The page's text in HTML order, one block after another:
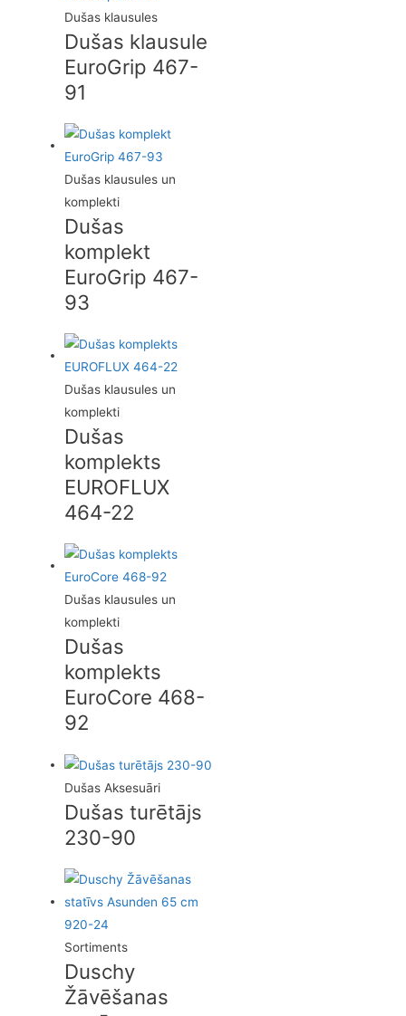
Dušas klausules
Dušas klausule
EuroGrip 467-
91
Dušas klausules un
komplekti
Dušas
komplekt
EuroGrip 467-
93
Dušas klausules un
komplekti
Dušas
komplekts
EUROFLUX
464-22
Dušas klausules un
komplekti
Dušas
komplekts
EuroCore 468-
92
Dušas Aksesuāri
Dušas turētājs
230-90
Sortiments
Duschy
Žāvēšanas